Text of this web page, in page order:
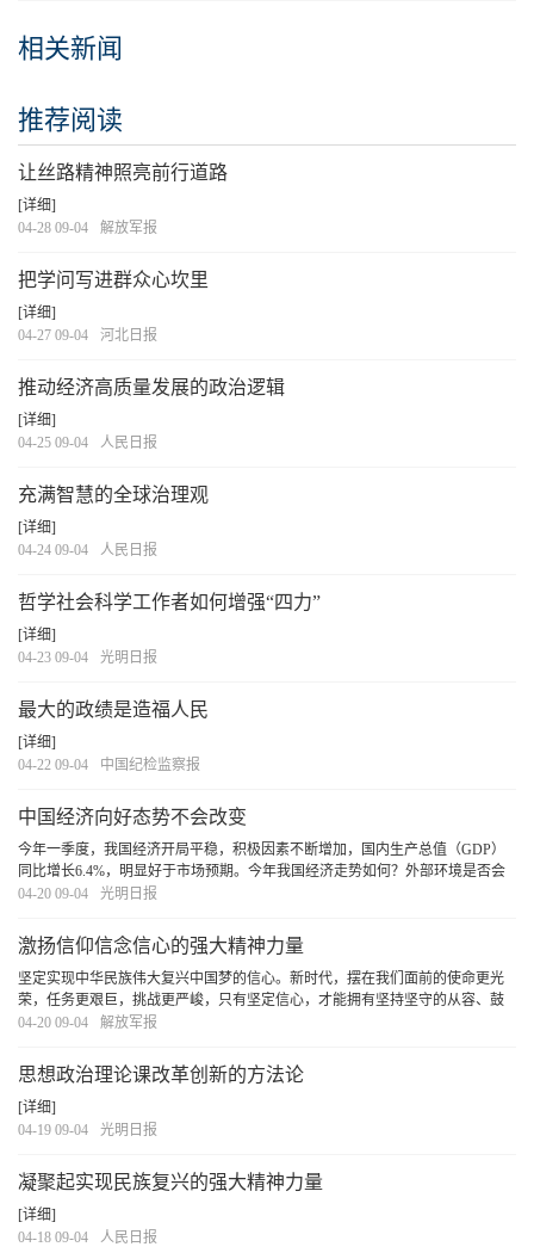
相关新闻
推荐阅读
让丝路精神照亮前行道路
[详细]
04-28 09-04
解放军报
把学问写进群众心坎里
[详细]
04-27 09-04
河北日报
推动经济高质量发展的政治逻辑
[详细]
04-25 09-04
人民日报
充满智慧的全球治理观
[详细]
04-24 09-04
人民日报
哲学社会科学工作者如何增强“四力”
[详细]
04-23 09-04
光明日报
最大的政绩是造福人民
[详细]
04-22 09-04
中国纪检监察报
中国经济向好态势不会改变
今年一季度，我国经济开局平稳，积极因素不断增加，国内生产总值（GDP）
同比增长6.4%，明显好于市场预期。今年我国经济走势如何？外部环境是否会
给我国经济增长带来压力？4月18日，国家发改委就宏观经济运行情况举行发布
04-20 09-04 光明日报
激扬信仰信念信心的强大精神力量
坚定实现中华民族伟大复兴中国梦的信心。新时代，摆在我们面前的使命更光
荣，任务更艰巨，挑战更严峻，只有坚定信心，才能拥有坚持坚守的从容、鼓
起奋发进取的勇气、焕发创新创造的活力。我们要在党中央、中央军委和习主
04-20 09-04 解放军报
思想政治理论课改革创新的方法论
[详细]
04-19 09-04
光明日报
凝聚起实现民族复兴的强大精神力量
[详细]
04-18 09-04
人民日报